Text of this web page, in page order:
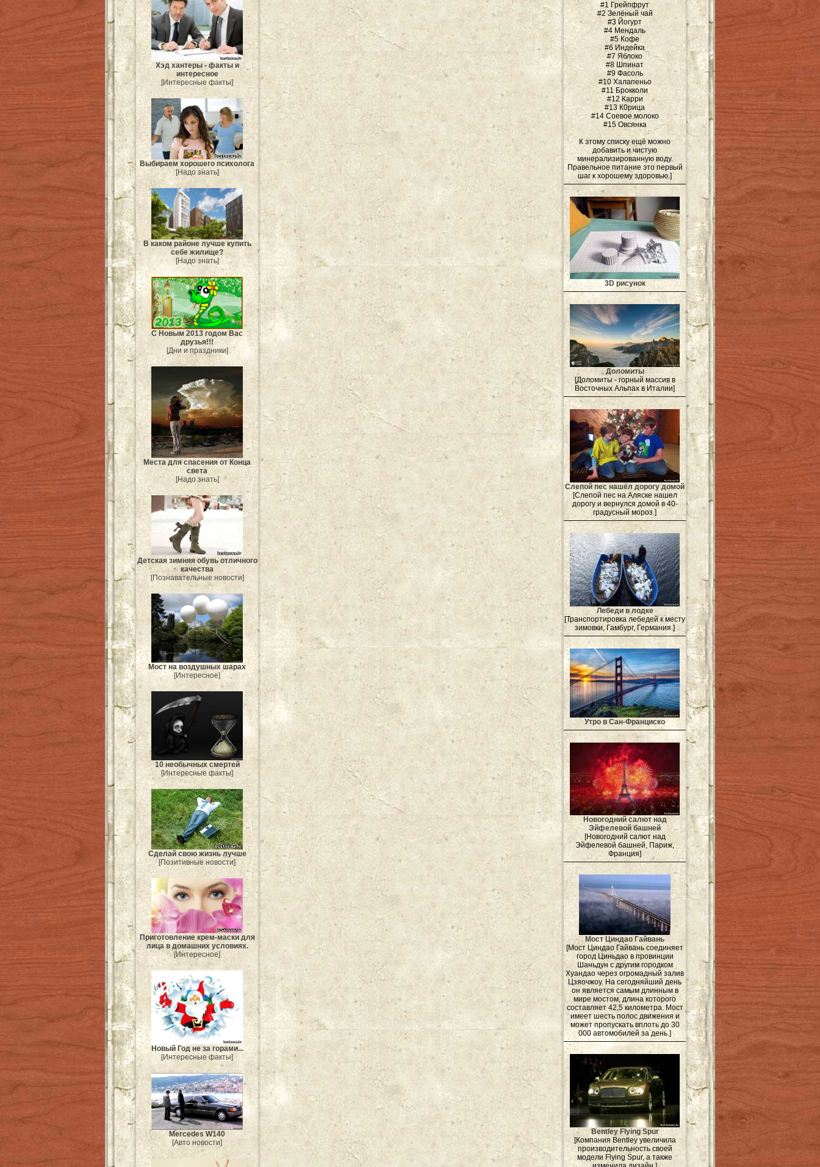
Хэд хантеры - факты и
интересное
[Интересные факты]
Выбираем хорошего психолога
[Надо знать]
В каком районе лучше купить
себе жилище?
[Надо знать]
С Новым 2013 годом Вас
друзья!!!
[Дни и праздники]
Места для спасения от Конца
света
[Надо знать]
Детская зимняя обувь отличного
качества
[Познавательные новости]
Мост на воздушных шарах
[Интересное]
10 необычных смертей
[Интересные факты]
Сделай свою жизнь лучше
[Позитивные новости]
Приготовление крем-маски для
лица в домашних условиях.
[Интересное]
Новый Год не за горами...
[Интересные факты]
Mercedes W140
[Авто новости]
#1 Грейпфрут
#2 Зелёный чай
#3 Йогурт
#4 Мендаль
#5 Кофе
#6 Индейка
#7 Яблоко
#8 Шпинат
#9 Фасоль
#10 Халапеньо
#11 Брокколи
#12 Карри
#13 К0рица
#14 Соевое молоко
#15 Овсянка
К этому списку ещё можно
добавить и чистую
минерализированную воду.
Правельное питание это первый
шаг к хорошему здоровью.]
3D рисунок
Доломиты
[Доломиты - горный массив в
Восточных Альпах в Италии]
Слепой пес нашёл дорогу домой
[Слепой пес на Аляске нашел
дорогу и вернулся домой в 40-
градусный мороз.]
Лебеди в лодке
[Транспортировка лебедей к месту
зимовки, Гамбург, Германия.]
Утро в Сан-Франциско
Новогодний салют над
Эйфелевой башней
[Новогодний салют над
Эйфелевой башней, Париж,
Франция]
Мост Циндао Гайвань
[Мост Циндао Гайвань соединяет
город Циньдао в провинции
Шаньдун с другим городком
Хуандао через огромадный залив
Цзяочжоу. На сегодняйший день
он является самым длинным в
мире мостом, длина которого
составляет 42,5 километра. Мост
имеет шесть полос движения и
может пропускать вплоть до 30
000 автомобилей за день.]
Bentley Flying Spur
[Компания Bentley увеличила
производительность своей
модели Flying Spur, а также